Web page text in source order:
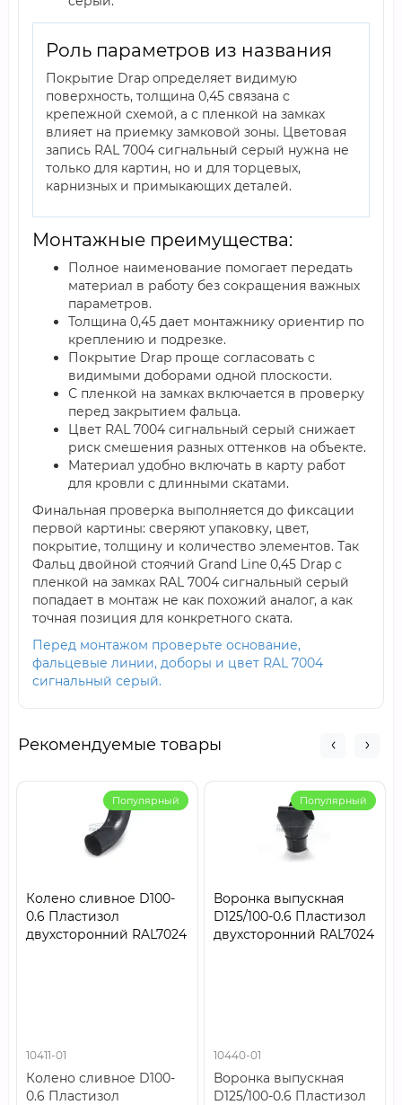
Роль параметров из названия
Покрытие Drap определяет видимую
поверхность, толщина 0,45 связана с
крепежной схемой, а с пленкой на замках
влияет на приемку замковой зоны. Цветовая
запись RAL 7004 сигнальный серый нужна не
только для картин, но и для торцевых,
карнизных и примыкающих деталей.
Монтажные преимущества:
Полное наименование помогает передать
материал в работу без сокращения важных
параметров.
Толщина 0,45 дает монтажнику ориентир по
креплению и подрезке.
Покрытие Drap проще согласовать с
видимыми доборами одной плоскости.
С пленкой на замках включается в проверку
перед закрытием фальца.
Цвет RAL 7004 сигнальный серый снижает
риск смешения разных оттенков на объекте.
Материал удобно включать в карту работ
для кровли с длинными скатами.
Финальная проверка выполняется до фиксации
первой картины: сверяют упаковку, цвет,
покрытие, толщину и количество элементов. Так
Фальц двойной стоячий Grand Line 0,45 Drap с
пленкой на замках RAL 7004 сигнальный серый
попадает в монтаж не как похожий аналог, а как
точная позиция для конкретного ската.
Перед монтажом проверьте основание,
фальцевые линии, доборы и цвет RAL 7004
сигнальный серый.
Рекомендуемые товары
Популярный
Колено сливное D100-
0.6 Пластизол
двухсторонний RAL7024
10411-01
Колено сливное D100-
0.6 Пластизол
Популярный
Воронка выпускная
D125/100-0.6 Пластизол
двухсторонний RAL7024
10440-01
Воронка выпускная
D125/100-0.6 Пластизол